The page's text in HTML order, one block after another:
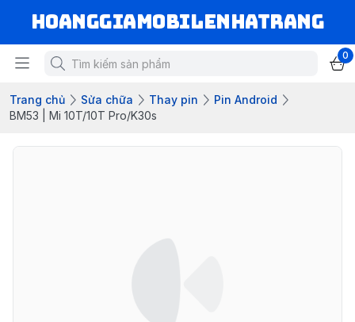
hoanggiamobilenhatrang
0
Trang chủ Sửa chữa Thay pin
Pin Android
BM53 | Mi 10T/10T Pro/K30s